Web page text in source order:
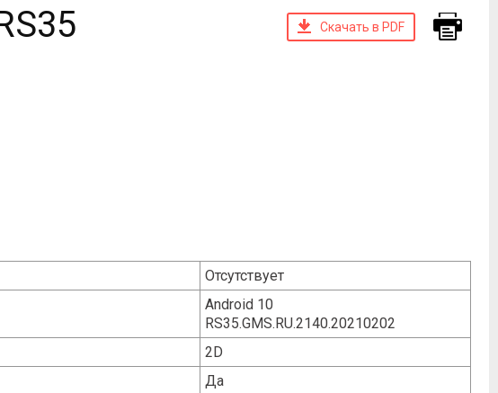
Скачать в PDF
Отсутствует
Android 10
RS35.GMS.RU.2140.20210202
2D
Да